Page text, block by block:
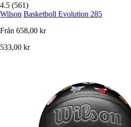
4.5 (561)
Wilson Basketboll Evolution 285
Från 658,00 kr
533,00 kr